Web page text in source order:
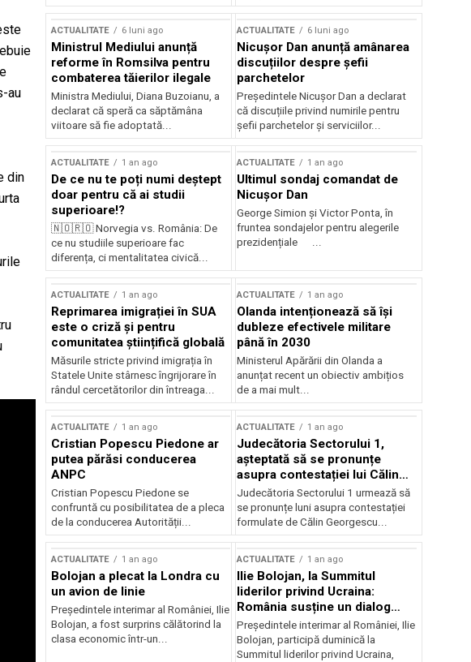
au
din
ACTUALITATE 6 luni ago
Ministrul Mediului anunță
reforme în Romsilva pentru
combaterea tăierilor ilegale
Ministra Mediului, Diana Buzoianu, a
declarat că speră ca săptămâna
viitoare să fie adoptată...
ACTUALITATE 6 luni ago
Nicușor Dan anunță amânarea
discuțiilor despre șefii
parchetelor
Președintele Nicușor Dan a declarat
că discuțiile privind numirile pentru
șefii parchetelor și serviciilor...
ACTUALITATE 1 an ago
De ce nu te poți numi deștept
doar pentru că ai studii
superioare!?
🇳🇴🇷🇴 Norvegia vs. România: De
ce nu studiile superioare fac
diferența, ci mentalitatea civică...
ACTUALITATE 1 an ago
Ultimul sondaj comandat de
Nicușor Dan
George Simion și Victor Ponta, în
fruntea sondajelor pentru alegerile
prezidențiale ...
ACTUALITATE 1 an ago
Reprimarea imigrației în SUA
este o criză și pentru
comunitatea științifică globală
Măsurile stricte privind imigrația în
Statele Unite stârnesc îngrijorare în
rândul cercetătorilor din întreaga...
ACTUALITATE 1 an ago
Olanda intenționează să își
dubleze efectivele militare
până în 2030
Ministerul Apărării din Olanda a
anunțat recent un obiectiv ambițios
de a mai mult...
ACTUALITATE 1 an ago
Cristian Popescu Piedone ar
putea părăsi conducerea
ANPC
Cristian Popescu Piedone se
confruntă cu posibilitatea de a pleca
de la conducerea Autorității...
ACTUALITATE 1 an ago
Judecătoria Sectorului 1,
așteptată să se pronunțe
asupra contestației lui Călin
Georgescu privind controlul
judiciar
Judecătoria Sectorului 1 urmează să
se pronunțe luni asupra contestației
formulate de Călin Georgescu...
ACTUALITATE 1 an ago
Bolojan a plecat la Londra cu
un avion de linie
Președintele interimar al României, Ilie
Bolojan, a fost surprins călătorind la
clasa economic într-un...
ACTUALITATE 1 an ago
Ilie Bolojan, la Summitul
liderilor privind Ucraina:
România susține un dialog
transatlantic pentru securitate
și stabilitate
Președintele interimar al României, Ilie
Bolojan, participă duminică la
Summitul liderilor privind Ucraina,